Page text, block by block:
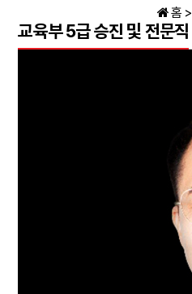
홈 >
교육부 5급 승진 및 전문직